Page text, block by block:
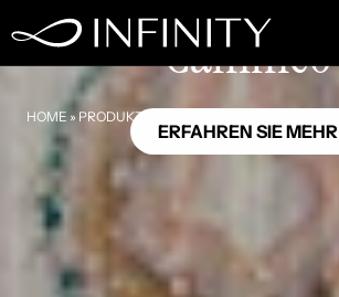
HOME »PRODUKTE
OC09
Cammeo
ERFAHREN SIE MEHR